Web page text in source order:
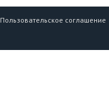
Пользовательское соглашение